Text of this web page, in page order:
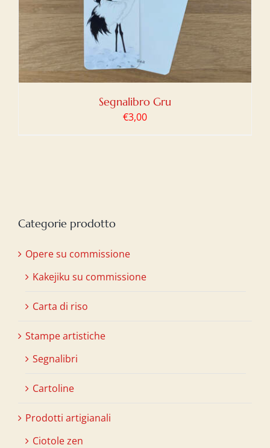
Segnalibro Gru
€3,00
Categorie prodotto
Opere su commissione
Kakejiku su commissione
Carta di riso
Stampe artistiche
Segnalibri
Cartoline
Prodotti artigianali
Ciotole zen